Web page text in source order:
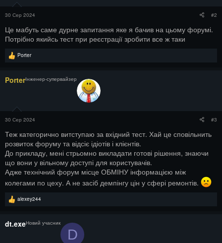
30 Сер 2024 #2
Це мабуть саме дурне запитання яке я бачив на цьому форумі.
Потрібно якийсь тест при реєстрації зробити все ж таки
Р
ц
Porter
PorterІнженер-супервайзер
30 Сер 2024 #3
Теж категорично витступаю за вхідний тест. Хай це сповільнить
розвиток форуму та відсіє ідіотів і клієнтів.
До прикладу, мені стрьомно викладати готові рішення, знаючи
що вони у вільному доступі для користувачів.
Адже технічний форум місце ОБМІНУ інформацією між
колегами по цеху. А не засіб демпінгу цін у сфері ремонтів.
Р
ц
alexey244
dt.exeНовий учасник
D